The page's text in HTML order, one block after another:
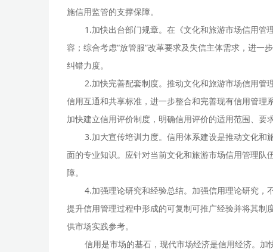
施信用监管的支撑保障。
1.加快出台部门规章。在《文化和旅游市场信用
容；综合考虑“放管服”改革要求及失信主体需求，进
纠错力度。
2.加快完善配套制度。推动文化和旅游市场信用管
信用互通和共享标准，进一步整合和完善现有信用管理
加快建立信用评价制度，明确信用评价的适用范围、要
3.加大宣传培训力度。信用体系建设是推动文化
面的专业知识。应针对当前文化和旅游市场信用管理
障。
4.加强理论研究和经验总结。加强信用理论研究
提升信用管理过程中形成的可复制可推广经验并将其
供市场实践参考。
信用是市场的基石，现代市场经济是信用经济。